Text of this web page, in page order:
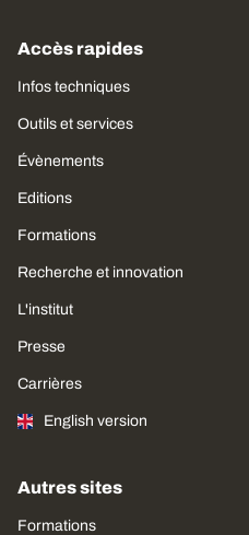
Accès rapides
Infos techniques
Outils et services
Évènements
Editions
Formations
Recherche et innovation
L'institut
Presse
Carrières
English version
Autres sites
Formations